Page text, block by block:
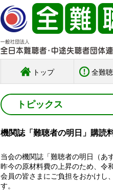
トップ 全難
トピックス
機関誌「難聴者の明日」購読
当会の機関誌「難聴者の明日（あ
昨今の原材料費の上昇のため、令
会員の皆さまにご負担をおかけし
す。